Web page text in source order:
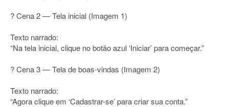
? Cena 2 — Tela inicial (Imagem 1)
Texto narrado:
“Na tela inicial, clique no botão azul ‘Iniciar’ para começar.”
? Cena 3 — Tela de boas-vindas (Imagem 2)
Texto narrado:
“Agora clique em ‘Cadastrar-se’ para criar sua conta.”